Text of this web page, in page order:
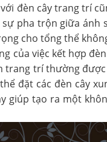
đèn cây trang trí
pha trộn giữa ánh
cho tổng thể
của việc kết hợp
trang trí thường
đặt các đèn cây
giúp tạo ra một